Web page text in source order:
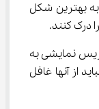
بهترین شکل
نمایشی به
از آنها غافل